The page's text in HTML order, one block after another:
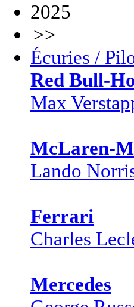
2025
>>
Écuries /
Red Bull-
Max
McLaren-
Lando
Ferrari
Charles
Mercedes